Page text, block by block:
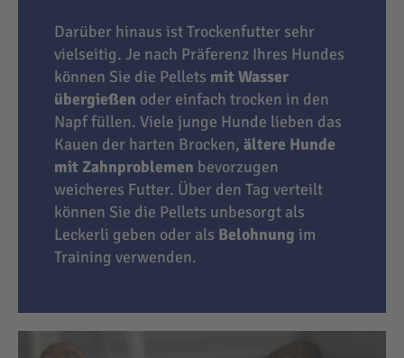
Darüber hinaus ist Trockenfutter sehr
vielseitig. Je nach Präferenz Ihres Hundes
können Sie die Pellets mit Wasser
übergießen oder einfach trocken in den
Napf füllen. Viele junge Hunde lieben das
Kauen der harten Brocken, ältere Hunde
mit Zahnproblemen bevorzugen
weicheres Futter. Über den Tag verteilt
können Sie die Pellets unbesorgt als
Leckerli geben oder als Belohnung im
Training verwenden.